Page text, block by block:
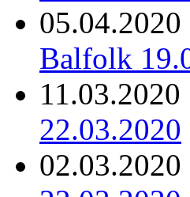
05.04.2020
Balfolk
11.03.2020
22.03.2020
02.03.2020